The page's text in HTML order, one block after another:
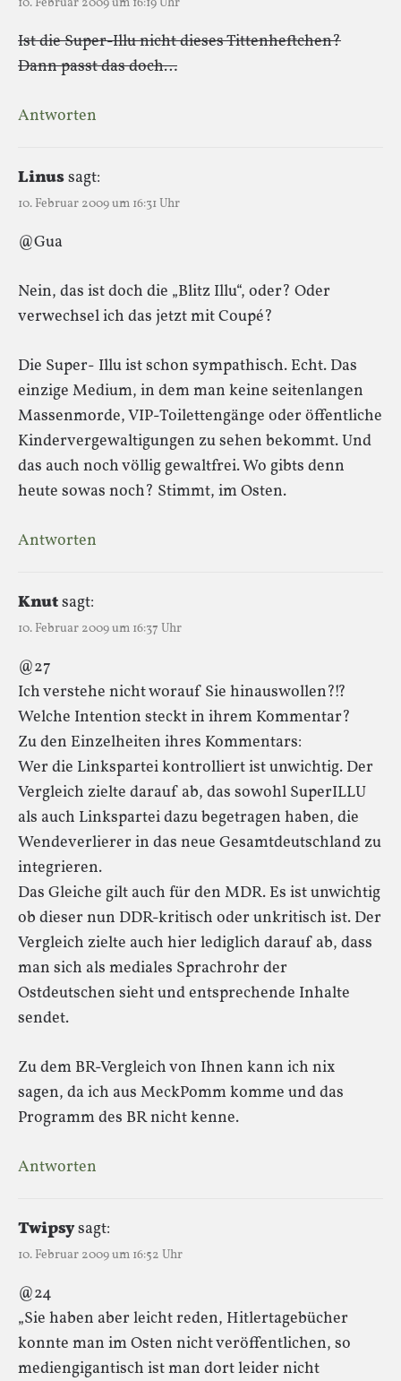
Ist die Super-Illu nicht dieses Tittenheftchen?
Dann passt das doch…
Antworten
Linussagt:
10. Februar 2009 um 16:31 Uhr
@Gua
Nein, das ist doch die „Blitz Illu“, oder? Oder
verwechsel ich das jetzt mit Coupé?
Die Super- Illu ist schon sympathisch. Echt. Das
einzige Medium, in dem man keine seitenlangen
Massenmorde, VIP-Toilettengänge oder öffentliche
Kindervergewaltigungen zu sehen bekommt. Und
das auch noch völlig gewaltfrei. Wo gibts denn
heute sowas noch? Stimmt, im Osten.
Antworten
Knutsagt:
10. Februar 2009 um 16:37 Uhr
@27
Ich verstehe nicht worauf Sie hinauswollen?!?
Welche Intention steckt in ihrem Kommentar?
Zu den Einzelheiten ihres Kommentars:
Wer die Linkspartei kontrolliert ist unwichtig. Der
Vergleich zielte darauf ab, das sowohl SuperILLU
als auch Linkspartei dazu begetragen haben, die
Wendeverlierer in das neue Gesamtdeutschland zu
integrieren.
Das Gleiche gilt auch für den MDR. Es ist unwichtig
ob dieser nun DDR-kritisch oder unkritisch ist. Der
Vergleich zielte auch hier lediglich darauf ab, dass
man sich als mediales Sprachrohr der
Ostdeutschen sieht und entsprechende Inhalte
sendet.
Zu dem BR-Vergleich von Ihnen kann ich nix
sagen, da ich aus MeckPomm komme und das
Programm des BR nicht kenne.
Antworten
Twipsysagt:
10. Februar 2009 um 16:52 Uhr
@24
„Sie haben aber leicht reden, Hitlertagebücher
konnte man im Osten nicht veröffentlichen, so
mediengigantisch ist man dort leider nicht